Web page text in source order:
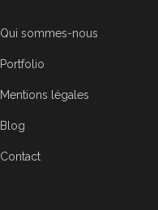
Qui sommes-nous
Portfolio
Mentions légales
Blog
Contact